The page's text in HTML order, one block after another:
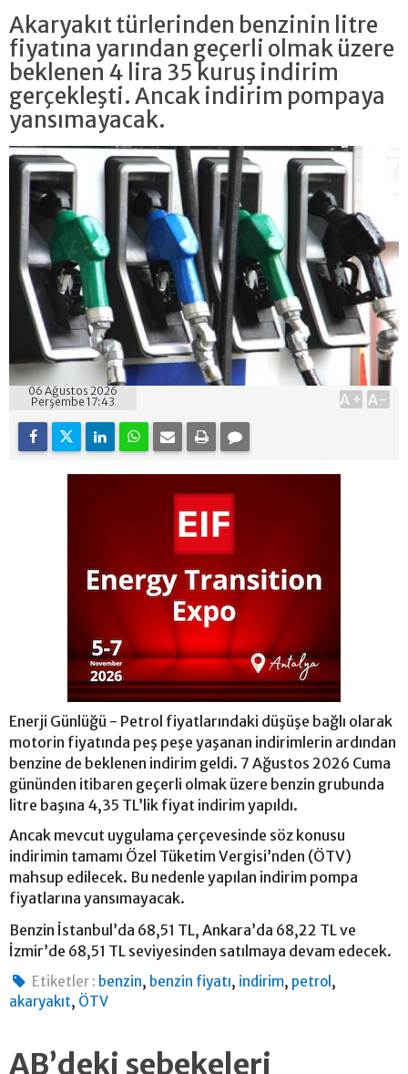
Akaryakıt türlerinden benzinin litre
fiyatına yarından geçerli olmak üzere
beklenen 4 lira 35 kuruş indirim
gerçekleşti. Ancak indirim pompaya
yansımayacak.
06 Ağustos 2026
Perşembe 17:43
A+ A-
Enerji Günlüğü - Petrol fiyatlarındaki düşüşe bağlı olarak
motorin fiyatında peş peşe yaşanan indirimlerin ardından
benzine de beklenen indirim geldi. 7 Ağustos 2026 Cuma
gününden itibaren geçerli olmak üzere benzin grubunda
litre başına 4,35 TL’lik fiyat indirim yapıldı.
Ancak mevcut uygulama çerçevesinde söz konusu
indirimin tamamı Özel Tüketim Vergisi’nden (ÖTV)
mahsup edilecek. Bu nedenle yapılan indirim pompa
fiyatlarına yansımayacak.
Benzin İstanbul’da 68,51 TL, Ankara’da 68,22 TL ve
İzmir’de 68,51 TL seviyesinden satılmaya devam edecek.
Etiketler : benzin, benzin fiyatı, indirim, petrol ,
akaryakıt, ÖTV
AB’deki şebekeleri